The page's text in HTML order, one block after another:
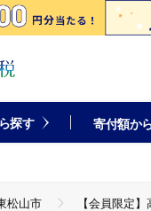
探す 寄付額か
松山市 【会員限定